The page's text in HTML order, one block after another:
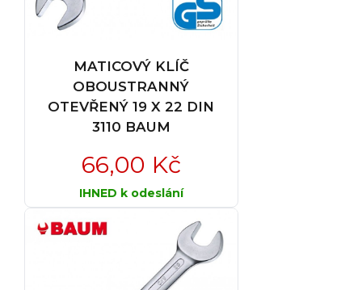
MATICOVÝ KLÍČ
OBOUSTRANNÝ
OTEVŘENÝ 19 X 22 DIN
3110 BAUM
66,00 Kč
IHNED k odeslání